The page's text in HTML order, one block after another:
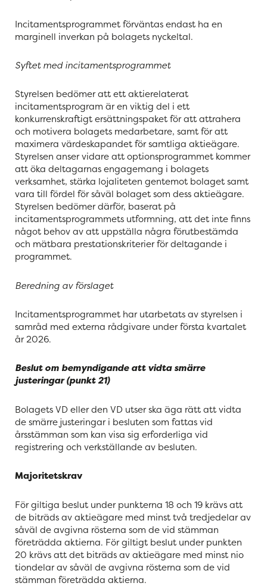
Incitamentsprogrammet förväntas endast ha en
marginell inverkan på bolagets nyckeltal.
Syftet med incitamentsprogrammet
Styrelsen bedömer att ett aktierelaterat
incitamentsprogram är en viktig del i ett
konkurrenskraftigt ersättningspaket för att attrahera
och motivera bolagets medarbetare, samt för att
maximera värdeskapandet för samtliga aktieägare.
Styrelsen anser vidare att optionsprogrammet kommer
att öka deltagarnas engagemang i bolagets
verksamhet, stärka lojaliteten gentemot bolaget samt
vara till fördel för såväl bolaget som dess aktieägare.
Styrelsen bedömer därför, baserat på
incitamentsprogrammets utformning, att det inte finns
något behov av att uppställa några förutbestämda
och mätbara prestationskriterier för deltagande i
programmet.
Beredning av förslaget
Incitamentsprogrammet har utarbetats av styrelsen i
samråd med externa rådgivare under första kvartalet
år 2026.
Beslut om bemyndigande att vidta smärre
justeringar (punkt21)
Bolagets VD eller den VD utser ska äga rätt att vidta
de smärre justeringar i besluten som fattas vid
årsstämman som kan visa sig erforderliga vid
registrering och verkställande av besluten.
Majoritetskrav
För giltiga beslut under punkterna 18 och 19 krävs att
de biträds av aktieägare med minst två tredjedelar av
såväl de avgivna rösterna som de vid stämman
företrädda aktierna. För giltigt beslut under punkten
20 krävs att det biträds av aktieägare med minst nio
tiondelar av såväl de avgivna rösterna som de vid
stämman företrädda aktierna.